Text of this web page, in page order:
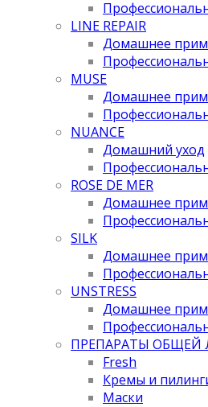
LINE REPAIR
Домашнее
MUSE
Домашнее
NUANCE
Домашний уход
ROSE DE MER
Домашнее
SILK
Домашнее
UNSTRESS
Домашнее
ПРЕПАРАТЫ ОБЩЕЙ
Fresh
Кремы и
Маски